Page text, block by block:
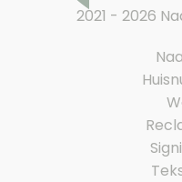
2021 - 2026